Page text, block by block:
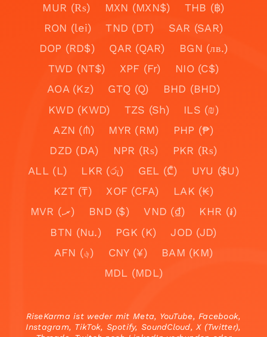
MUR (₨)
MXN (MXN$)
THB (฿)
RON (lei)
TND (DT)
SAR (SAR)
DOP (RD$)
QAR (QAR)
BGN (лв.)
TWD (NT$)
XPF (Fr)
NIO (C$)
AOA (Kz)
GTQ (Q)
BHD (BHD)
KWD (KWD)
TZS (Sh)
ILS (₪)
AZN (₼)
MYR (RM)
PHP (₱)
DZD (DA)
NPR (₨)
PKR (₨)
ALL (L)
LKR (රු) GEL (₾)
UYU ($U)
KZT (₸)
XOF (CFA)
LAK (₭)
MVR (.ރ)
BND ($) VND (₫)
KHR (៛)
BTN (Nu.)
PGK (K)
JOD (JD)
AFN (؋)
CNY (¥)
BAM (KM)
MDL (MDL)
RiseKarma ist weder mit Meta, YouTube, Facebook,
Instagram, TikTok, Spotify, SoundCloud, X (Twitter),